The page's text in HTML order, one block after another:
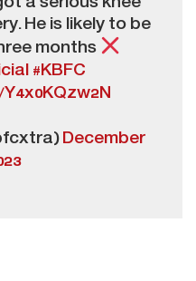
He is likely to be
months
#KBFC
December